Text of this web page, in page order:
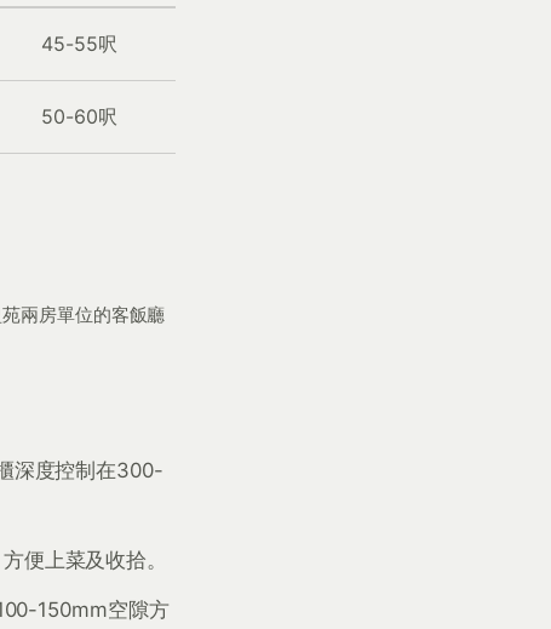
45-55呎
50-60呎
兩房單位的客飯廳
深度控制在300-
便上菜及收拾。
150mm空隙方